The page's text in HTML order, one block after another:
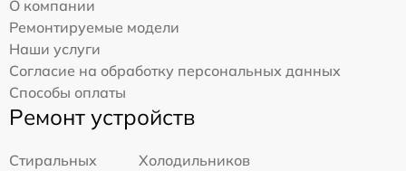
О компании
Ремонтируемые модели
Наши услуги
Согласие на обработку персональных данных
Способы оплаты
Ремонт устройств
Стиральных
Холодильников